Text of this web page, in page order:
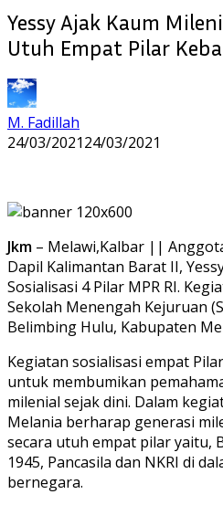
Yessy Ajak Kaum
Utuh Empat Pilar
M. Fadillah
24/03/202124/03/2021
Jkm – Melawi,Kalbar ||
Dapil Kalimantan Barat II,
Sosialisasi 4 Pilar MPR RI.
Sekolah Menengah Kejuruan
Belimbing Hulu, Kabupaten
Kegiatan sosialisasi empat
untuk membumikan
milenial sejak dini. Dalam
Melania berharap generasi
secara utuh empat pilar yaitu,
1945, Pancasila dan NKRI di
bernegara.